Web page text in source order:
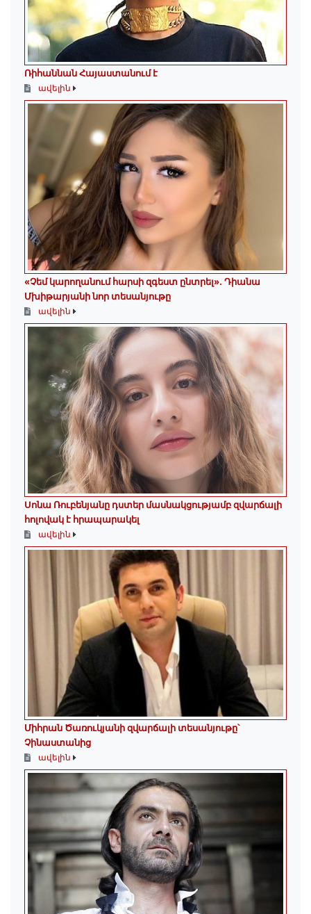
Ռիհաննան Հայաստանում է
ավելին
«Չեմ կարողանում հարսի զգեստ ընտրել». Դիանա
Մխիթարյանի նոր տեսանյութը
ավելին
Սոնա Ռուբենյանը դստեր մասնակցությամբ զվարճալի
հոլովակ է հրապարակել
ավելին
Միհրան Ծառուկյանի զվարճալի տեսանյութը՝
Չինաստանից
ավելին